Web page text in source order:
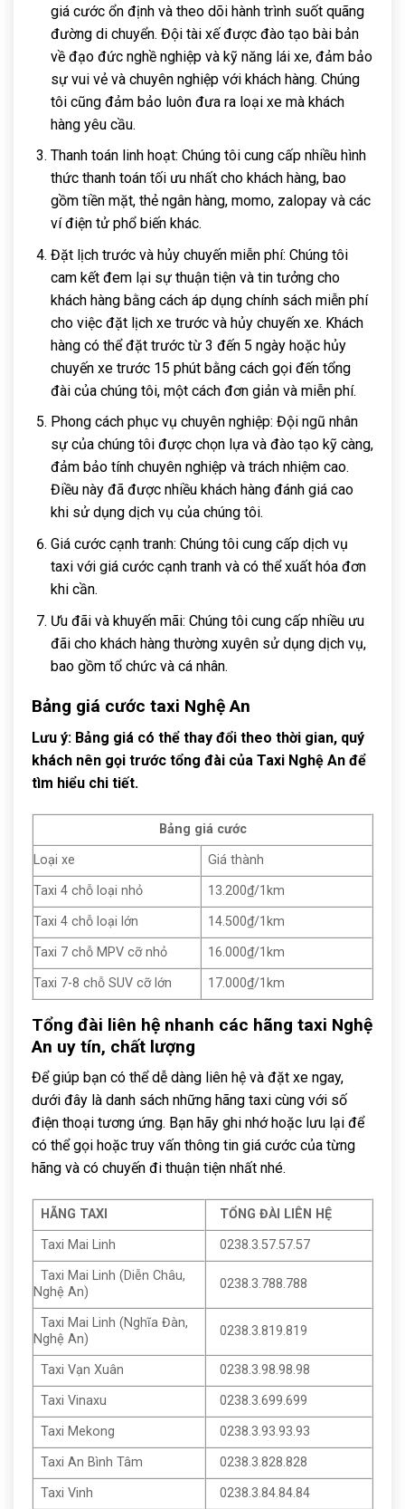
giá cước ổn định và theo dõi hành trình suốt quãng
đường di chuyển. Đội tài xế được đào tạo bài bản
về đạo đức nghề nghiệp và kỹ năng lái xe, đảm bảo
sự vui vẻ và chuyên nghiệp với khách hàng. Chúng
tôi cũng đảm bảo luôn đưa ra loại xe mà khách
hàng yêu cầu.
Thanh toán linh hoạt: Chúng tôi cung cấp nhiều hình
thức thanh toán tối ưu nhất cho khách hàng, bao
gồm tiền mặt, thẻ ngân hàng, momo, zalopay và các
ví điện tử phổ biến khác.
Đặt lịch trước và hủy chuyến miễn phí: Chúng tôi
cam kết đem lại sự thuận tiện và tin tưởng cho
khách hàng bằng cách áp dụng chính sách miễn phí
cho việc đặt lịch xe trước và hủy chuyến xe. Khách
hàng có thể đặt trước từ 3 đến 5 ngày hoặc hủy
chuyến xe trước 15 phút bằng cách gọi đến tổng
đài của chúng tôi, một cách đơn giản và miễn phí.
Phong cách phục vụ chuyên nghiệp: Đội ngũ nhân
sự của chúng tôi được chọn lựa và đào tạo kỹ càng,
đảm bảo tính chuyên nghiệp và trách nhiệm cao.
Điều này đã được nhiều khách hàng đánh giá cao
khi sử dụng dịch vụ của chúng tôi.
Giá cước cạnh tranh: Chúng tôi cung cấp dịch vụ
taxi với giá cước cạnh tranh và có thể xuất hóa đơn
khi cần.
Ưu đãi và khuyến mãi: Chúng tôi cung cấp nhiều ưu
đãi cho khách hàng thường xuyên sử dụng dịch vụ,
bao gồm tổ chức và cá nhân.
Bảng giá cước taxi Nghệ An
Lưu ý: Bảng giá có thể thay đổi theo thời gian, quý
khách nên gọi trước tổng đài của Taxi Nghệ An để
tìm hiểu chi tiết.
Bảng giá cước
Loại xe
Giá thành
Taxi 4 chỗ loại nhỏ
13.200₫/1km
Taxi 4 chỗ loại lớn
14.500₫/1km
Taxi 7 chỗ MPV cỡ nhỏ
16.000₫/1km
Taxi 7-8 chỗ SUV cỡ lớn
17.000₫/1km
Tổng đài liên hệ nhanh các hãng taxi Nghệ
An uy tín, chất lượng
Để giúp bạn có thể dễ dàng liên hệ và đặt xe ngay,
dưới đây là danh sách những hãng taxi cùng với số
điện thoại tương ứng. Bạn hãy ghi nhớ hoặc lưu lại để
có thể gọi hoặc truy vấn thông tin giá cước của từng
hãng và có chuyến đi thuận tiện nhất nhé.
HÃNG TAXI
TỔNG ĐÀI LIÊN HỆ
Taxi Mai Linh
0238.3.57.57.57
Taxi Mai Linh (Diễn Châu,
Nghệ An)
0238.3.788.788
Taxi Mai Linh (Nghĩa Đàn,
Nghệ An)
0238.3.819.819
Taxi Vạn Xuân
0238.3.98.98.98
Taxi Vinaxu
0238.3.699.699
Taxi Mekong
0238.3.93.93.93
Taxi An Bình Tâm
0238.3.828.828
Taxi Vinh
0238.3.84.84.84